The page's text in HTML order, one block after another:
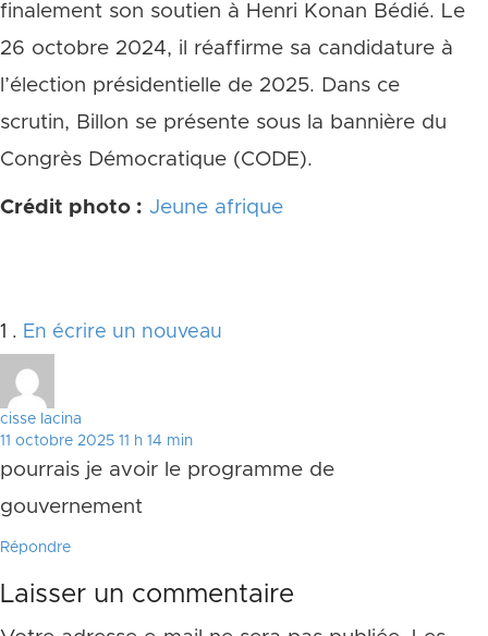
finalement son soutien à Henri Konan Bédié. Le
26 octobre 2024, il réaffirme sa candidature à
l’élection présidentielle de 2025. Dans ce
scrutin, Billon se présente sous la bannière du
Congrès Démocratique (CODE).
Crédit photo : Jeune afrique
1 Commentaire
. En écrire un nouveau
cisse lacina
11 octobre 2025 11 h 14 min
pourrais je avoir le programme de
gouvernement
Répondre
Laisser un commentaire